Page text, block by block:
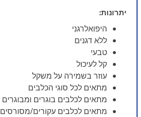
יתרונות:
היפואלרגני
ללא דגנים
טבעי
קל לעיכול
עוזר בשמירה על משקל
מתאים לכל סוגי הכלבים
מתאים לכלבים בוגרים ומבוגרים
מתאים לכלבים עקורים/מסורסים